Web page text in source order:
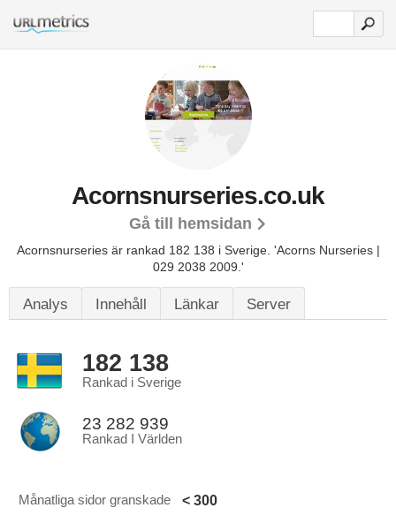
Acornsnurseries.co.uk
Gå till hemsidan
Acornsnurseries är rankad 182 138 i Sverige. 'Acorns Nurseries |
029 2038 2009.'
Analys Innehåll Länkar Server
182 138
Rankad i Sverige
23 282 939
Rankad I Världen
Månatliga sidor granskade < 300